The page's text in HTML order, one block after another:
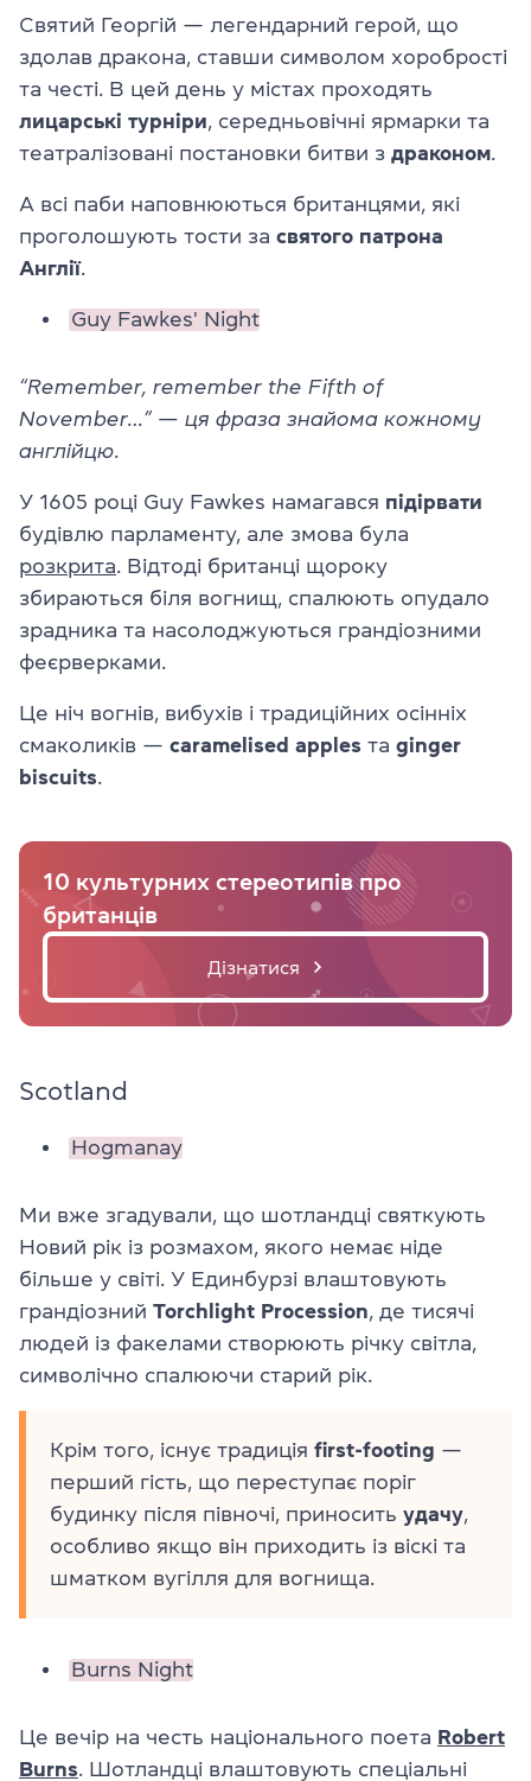
Святий Георгій — легендарний герой, що
здолав дракона, ставши символом хоробрості
та честі. В цей день у містах проходять
лицарські турніри, середньовічні ярмарки та
театралізовані постановки битви з драконом.
А всі паби наповнюються британцями, які
проголошують тости за святого патрона
Англії.
Guy Fawkes' Night
“Remember, remember the Fifth of
November…” — ця фраза знайома кожному
англійцю.
У 1605 році Guy Fawkes намагався підірвати
будівлю парламенту, але змова була
розкрита. Відтоді британці щороку
збираються біля вогнищ, спалюють опудало
зрадника та насолоджуються грандіозними
феєрверками.
Це ніч вогнів, вибухів і традиційних осінніх
смаколиків — caramelised apples та ginger
biscuits.
10 культурних стереотипів про
британців
Дізнатися
Scotland
Hogmanay
Ми вже згадували, що шотландці святкують
Новий рік із розмахом, якого немає ніде
більше у світі. У Единбурзі влаштовують
грандіозний Torchlight Procession, де тисячі
людей із факелами створюють річку світла,
символічно спалюючи старий рік.
Крім того, існує традиція first-footing —
перший гість, що переступає поріг
будинку після півночі, приносить удачу,
особливо якщо він приходить із віскі та
шматком вугілля для вогнища.
Burns Night
Це вечір на честь національного поета Robert
Burns. Шотландці влаштовують спеціальні